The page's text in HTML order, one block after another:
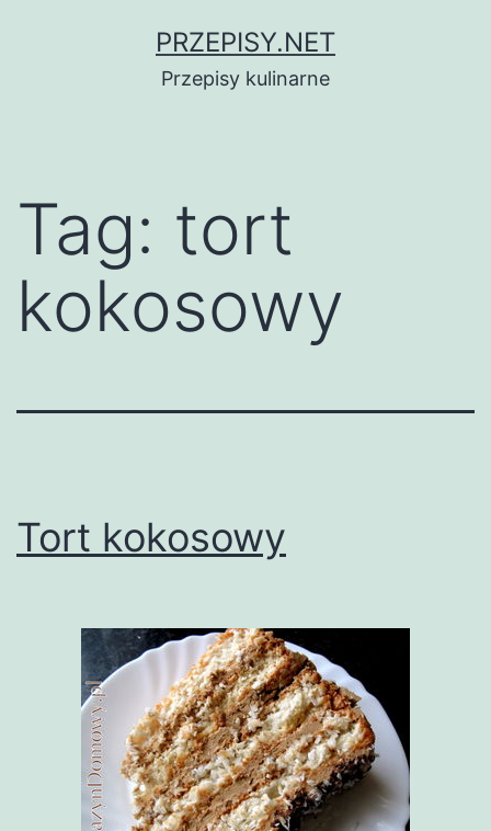
PRZEPISY.NET
Przepisy kulinarne
Tag: tort
kokosowy
Tort kokosowy